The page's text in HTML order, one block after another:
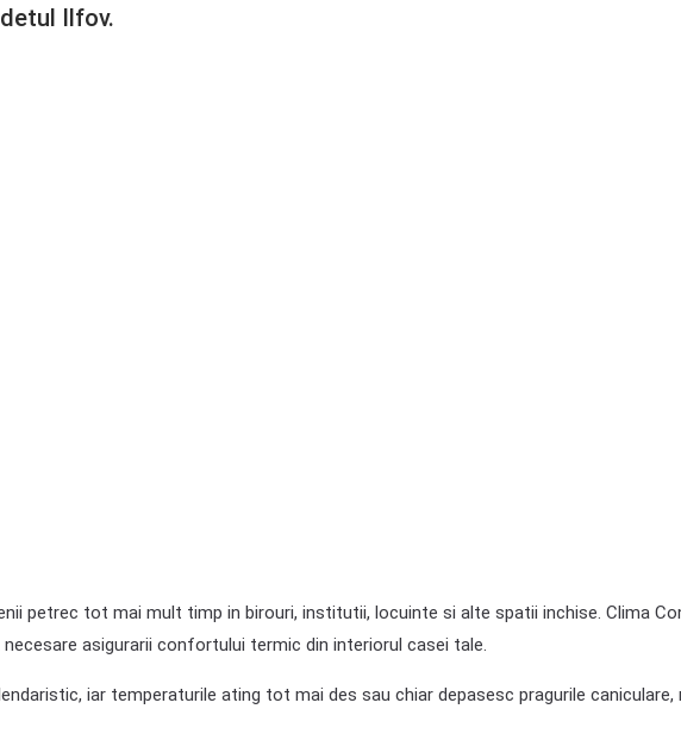
Ilfov.
petrec tot mai mult timp in birouri, institutii, locuinte si alte spatii inchise. Clima
asigurarii confortului termic din interiorul casei tale.
iar temperaturile ating tot mai des sau chiar depasesc pragurile